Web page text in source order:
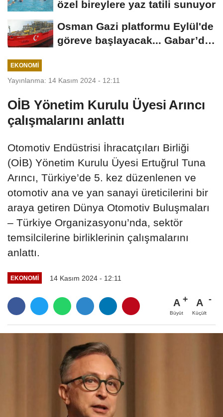
özel bireylere yaz tatili sunuyor
Osman Gazi platformu Eylül'de
göreve başlayacak... Gabar’da
EKONOMI
Yayınlanma: 14 Kasım 2024 - 12:11
OİB Yönetim Kurulu Üyesi Arıncı
çalışmalarını anlattı
Otomotiv Endüstrisi İhracatçıları Birliği
(OİB) Yönetim Kurulu Üyesi Ertuğrul Tuna
Arıncı, Türkiye’de 5. kez düzenlenen ve
otomotiv ana ve yan sanayi üreticilerini bir
araya getiren Dünya Otomotiv Buluşmaları
– Türkiye Organizasyonu’nda, sektör
temsilcilerine birliklerinin çalışmalarını
anlattı.
EKONOMI 14 Kasım 2024 - 12:11
A
Büyüt
A
Küçült